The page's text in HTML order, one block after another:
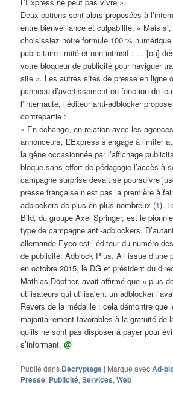
Deux options sont alors proposées à
entre bienveillance et culpabilité. « Mais
choisissiez notre formule 100 %
publicitaire limité et non intrusif ; … [ou]
votre bloqueur de publicité pour naviguer
site ». Les autres sites de presse en ligne
panneau d’avertissement en fonction de
l’internaute, l’éditeur anti-adblocker
contrepartie :
« En échange, en relation avec les
annonceurs, L’Express s’engage à limiter
la gêne occasionnée par l’affichage
bloque sans effort de pédagogie l’accès à
campagne surprise devait se poursuivre
presse française n’est pas la première à
adblockers de plus en plus nombreux (1).
Bild, du groupe Axel Springer, est le
type de campagne anti-adblockers.
allemande Eyeo est l’éditeur du numéro
de publicité, Adblock Plus. A l’issue d’une
en octobre 2015, le DG et président du
Mathias Döpfner, avait affirmé que « plus
utilisateurs qui utilisaient un adblocker
Revers de la médaille : cela démontre que
majoritairement favorables à la gratuité de
qu’ils ne sont pas disposer à payer pour
s’informant.@
Publié dans Décryptage | Marqué avecAd-
Presse, Publicité,Services,Web